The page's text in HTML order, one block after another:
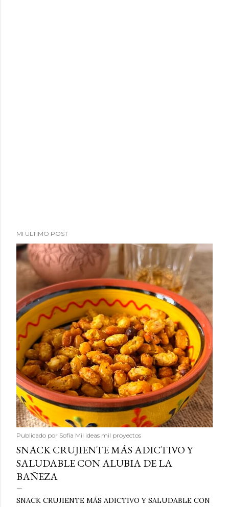
MI ULTIMO POST
Publicado por Sofía Mil ideas mil proyectos
SNACK CRUJIENTE MÁS ADICTIVO Y
SALUDABLE CON ALUBIA DE LA
BAÑEZA
SNACK CRUJIENTE MÁS ADICTIVO Y SALUDABLE CON